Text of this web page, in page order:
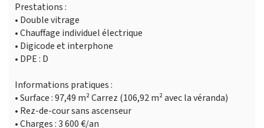
Prestations :
• Double vitrage
• Chauffage individuel électrique
• Digicode et interphone
• DPE : D
Informations pratiques :
• Surface : 97,49 m² Carrez (106,92 m² avec la véranda)
• Rez-de-cour sans ascenseur
• Charges : 3 600 €/an